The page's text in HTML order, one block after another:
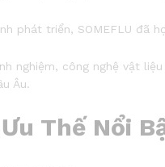
phát triển, SOMEFLU đã
nghiệm, công nghệ vật
Âu.
Thế Nổi